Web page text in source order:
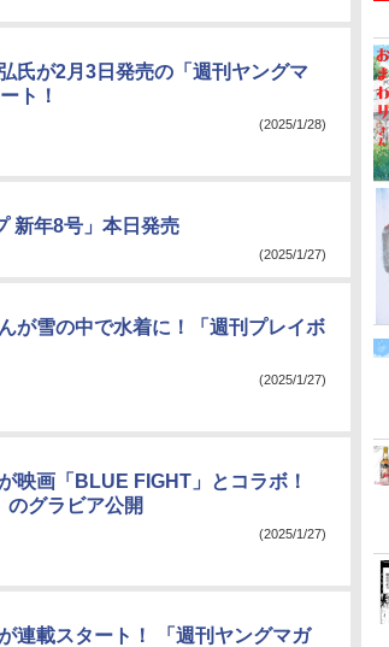
氏が2月3日発売の「週刊ヤングマ
ト！
(2025/1/28)
新年8号」本日発売
(2025/1/27)
が雪の中で水着に！「週刊プレイボ
(2025/1/27)
映画「BLUE FIGHT」とコラボ！
のグラビア公開
(2025/1/27)
連載スタート！ 「週刊ヤングマガ